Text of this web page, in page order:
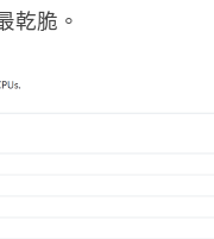
乾脆。